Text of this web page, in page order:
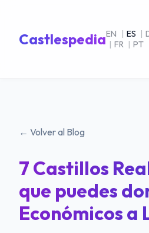
CastlespediaEN | ES |
| FR | PT
← Volver al Blog
7 Castillos
que puedes
Económicos a